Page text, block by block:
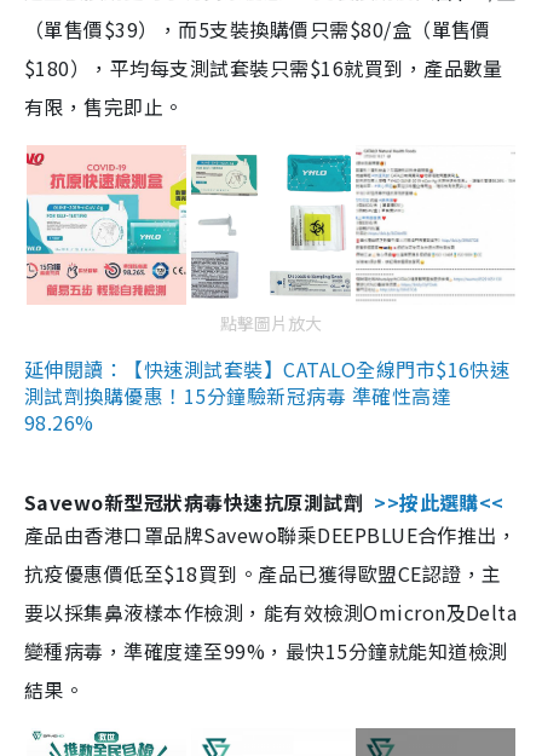
（單售價$39），而5支裝換購價只需$80/盒（單售價
$180），平均每支測試套裝只需$16就買到，產品數量
有限，售完即止。
點擊圖片放大
延伸閱讀：【快速測試套裝】CATALO全線門市$16快速
測試劑換購優惠！15分鐘驗新冠病毒 準確性高達
98.26%
Savewo新型冠狀病毒快速抗原測試劑 >>按此選購<<
產品由香港口罩品牌Savewo聯乘DEEPBLUE合作推出，
抗疫優惠價低至$18買到。產品已獲得歐盟CE認證，主
要以採集鼻液樣本作檢測，能有效檢測Omicron及Delta
變種病毒，準確度達至99%，最快15分鐘就能知道檢測
結果。